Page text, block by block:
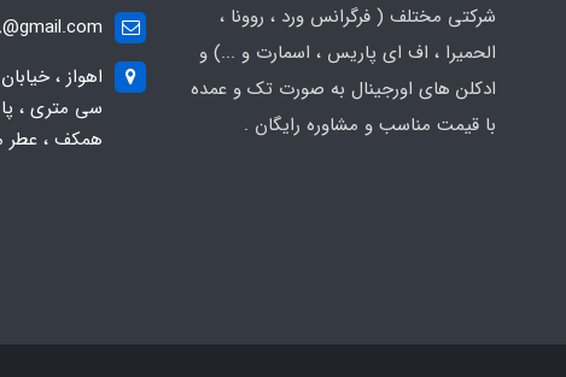
شرکتی مختلف ( فرگرانس ورد ، روونا ،
الحمیرا ، اف ای پاریس ، اسمارت و ...) و
ادکلن های اورجینال به صورت تک و عمده
با قیمت مناسب و مشاوره رایگان .
اهواز ،
سی متری ،
همکف ، عطر